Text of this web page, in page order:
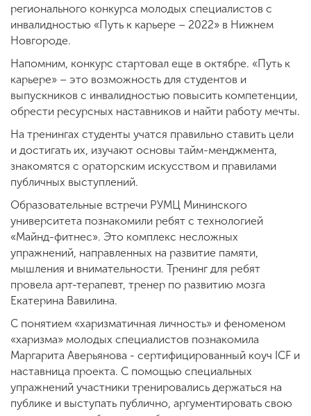
регионального конкурса молодых специалистов с
инвалидностью «Путь к карьере – 2022» в Нижнем
Новгороде.
Напомним, конкурс стартовал еще в октябре. «Путь к
карьере» – это возможность для студентов и
выпускников с инвалидностью повысить компетенции,
обрести ресурсных наставников и найти работу мечты.
На тренингах студенты учатся правильно ставить цели
и достигать их, изучают основы тайм-менджмента,
знакомятся с ораторским искусством и правилами
публичных выступлений.
Образовательные встречи РУМЦ Мининского
университета познакомили ребят с технологией
«Майнд-фитнес». Это комплекс несложных
упражнений, направленных на развитие памяти,
мышления и внимательности. Тренинг для ребят
провела арт-терапевт, тренер по развитию мозга
Екатерина Вавилина.
С понятием «харизматичная личность» и феноменом
«харизма» молодых специалистов познакомила
Маргарита Аверьянова - сертифицированный коуч ICF и
наставница проекта. С помощью специальных
упражнений участники тренировались держаться на
публике и выступать публично, аргументировать свою